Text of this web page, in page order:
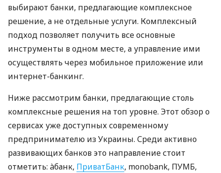
выбирают банки, предлагающие комплексное
решение, а не отдельные услуги. Комплексный
подход позволяет получить все основные
инструменты в одном месте, а управление ими
осуществлять через мобильное приложение или
интернет-банкинг.
Ниже рассмотрим банки, предлагающие столь
комплексные решения на топ уровне. Этот обзор о
сервисах уже доступных современному
предпринимателю из Украины. Среди активно
развивающих банков это направление стоит
отметить: àбанк, ПриватБанк, monobank, ПУМБ,